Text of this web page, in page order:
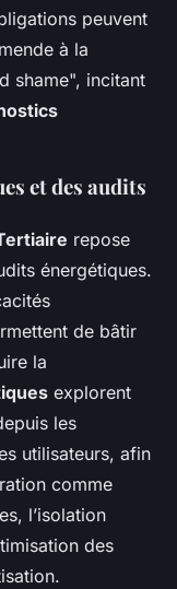
peuvent
à la
shame", incitant
et des audits
repose
énergétiques.
de bâtir
la
explorent
les
utilisateurs, afin
comme
l’isolation
des